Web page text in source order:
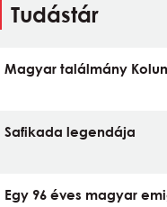
Tudástár
Magyar találmány
Safikada legendája
Egy 96 éves magyar